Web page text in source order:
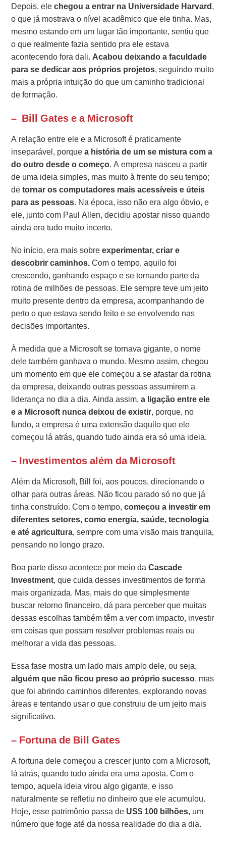
Depois, elechegou a entrar na Universidade Harvard,
o que já mostrava o nível acadêmico que ele tinha. Mas,
mesmo estando em um lugar tão importante, sentiu que
o que realmente fazia sentido pra ele estava
acontecendo fora dali.Acabou deixando a faculdade
para se dedicar aos próprios projetos, seguindo muito
mais a própria intuição do que um caminho tradicional
de formação.
– Bill Gates e a Microsoft
A relação entre ele e a Microsoft é praticamente
inseparável, porquea história de um se mistura com a
do outro desde o começo. A empresa nasceu a partir
de uma ideia simples, mas muito à frente do seu tempo;
detornar os computadores mais acessíveis e úteis
para as pessoas. Na época, isso não era algo óbvio, e
ele, junto com Paul Allen, decidiu apostar nisso quando
ainda era tudo muito incerto.
No início, era mais sobreexperimentar, criar e
descobrir caminhos.Com o tempo, aquilo foi
crescendo, ganhando espaço e se tornando parte da
rotina de milhões de pessoas. Ele sempre teve um jeito
muito presente dentro da empresa, acompanhando de
perto o que estava sendo feito e se envolvendo nas
decisões importantes.
À medida que a Microsoft se tornava gigante, o nome
dele também ganhava o mundo. Mesmo assim, chegou
um momento em que ele começou a se afastar da rotina
da empresa, deixando outras pessoas assumirem a
liderança no dia a dia. Ainda assim,a ligação entre ele
e a Microsoft nunca deixou de existir, porque, no
fundo, a empresa é uma extensão daquilo que ele
começou lá atrás, quando tudo ainda era só uma ideia.
– Investimentos além da Microsoft
Além da Microsoft, Bill foi, aos poucos, direcionando o
olhar para outras áreas. Não ficou parado só no que já
tinha construído. Com o tempo,começou a investir em
diferentes setores, como energia, saúde, tecnologia
e até agricultura, sempre com uma visão mais tranquila,
pensando no longo prazo.
Boa parte disso acontece por meio daCascade
Investment, que cuida desses investimentos de forma
mais organizada. Mas, mais do que simplesmente
buscar retorno financeiro, dá para perceber que muitas
dessas escolhas também têm a ver com impacto, investir
em coisas que possam resolver problemas reais ou
melhorar a vida das pessoas.
Essa fase mostra um lado mais amplo dele, ou seja,
alguém que não ficou preso ao próprio sucesso, mas
que foi abrindo caminhos diferentes, explorando novas
áreas e tentando usar o que construiu de um jeito mais
significativo.
– Fortuna de Bill Gates
A fortuna dele começou a crescer junto com a Microsoft,
lá atrás, quando tudo ainda era uma aposta. Com o
tempo, aquela ideia virou algo gigante, e isso
naturalmente se refletiu no dinheiro que ele acumulou.
Hoje, esse patrimônio passa de US$ 100 bilhões, um
número que foge até da nossa realidade do dia a dia.